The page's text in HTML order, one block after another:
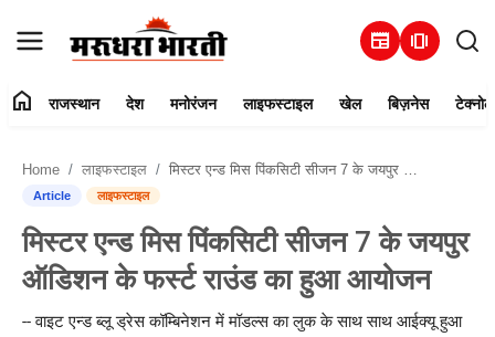
newspaper amp_stories
संपर्क करें
राजस्थान
home राजस्थान देश मनोरंजन लाइफस्टाइल खेल बिज़नेस
Home लाइफस्टाइल मिस्टर एन्ड मिस पिंकसिटी सीजन 7 के जयपुर ऑडिशन के फर्स्ट राउंड का हुआ आयोजन
Article लाइफस्टाइल
मिस्टर एन्ड मिस पिंकसिटी सीजन 7 के जयपुर
ऑडिशन के फर्स्ट राउंड का हुआ आयोजन
-- वाइट एन्ड ब्लू ड्रेस कॉम्बिनेशन में मॉडल्स का लुक के साथ साथ आईक्यू हुआ